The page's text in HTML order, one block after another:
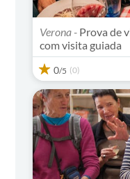
Verona - Prova de
com visita guiada
0/5 (0)